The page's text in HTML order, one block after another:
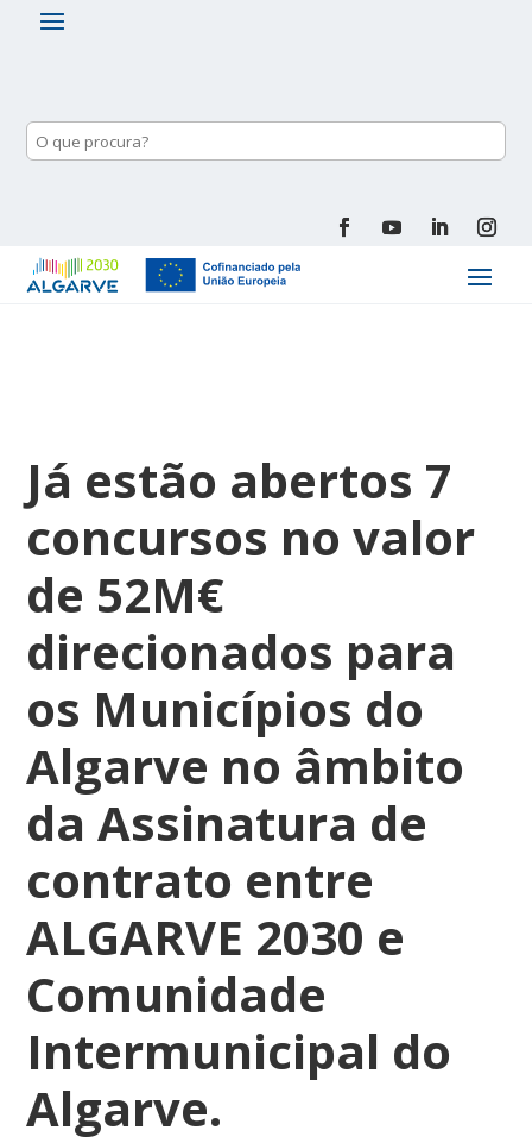
Já estão abertos 7
concursos no valor
de 52M€
direcionados para
os Municípios do
Algarve no âmbito
da Assinatura de
contrato entre
ALGARVE 2030 e
Comunidade
Intermunicipal do
Algarve.